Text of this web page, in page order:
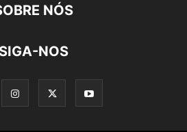
NÓS
SIGA-NOS